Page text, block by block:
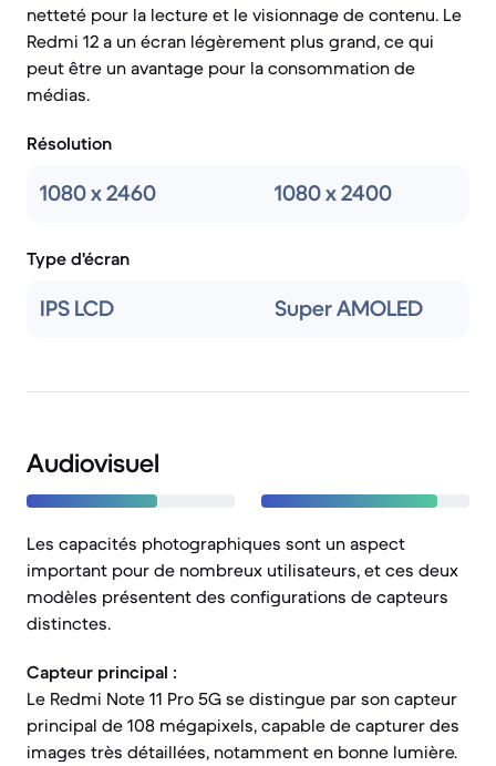
netteté pour la lecture et le visionnage de contenu. Le
Redmi 12 a un écran légèrement plus grand, ce qui
peut être un avantage pour la consommation de
médias.
Résolution
1080 x 2460 1080 x 2400
Type d'écran
IPS LCD Super AMOLED
Audiovisuel
Les capacités photographiques sont un aspect
important pour de nombreux utilisateurs, et ces deux
modèles présentent des configurations de capteurs
distinctes.
Capteur principal :
Le Redmi Note 11 Pro 5G se distingue par son capteur
principal de 108 mégapixels, capable de capturer des
images très détaillées, notamment en bonne lumière.